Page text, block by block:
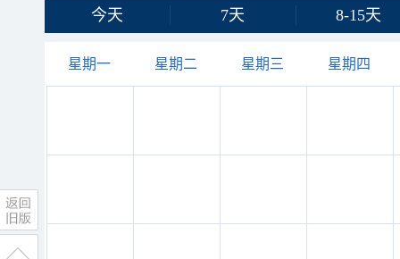
今天 7天 8-15天
星期一 星期二 星期三 星期四